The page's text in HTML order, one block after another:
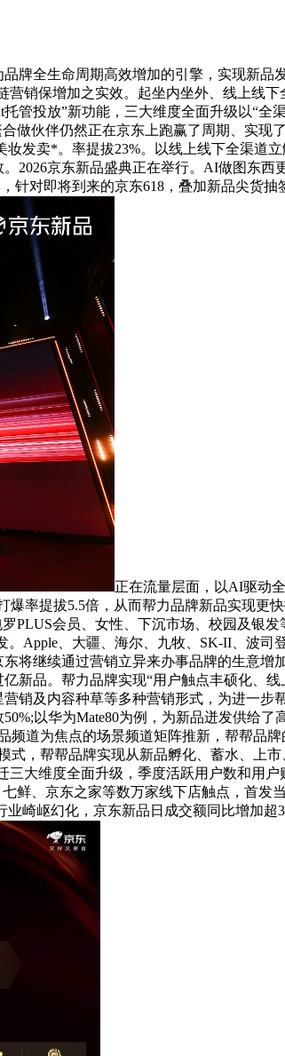
全生命周期高效增加的引擎，实现新品
销保增加之实效。起坐内坐外、线上线
管投放”新功能，三大维度全面升级以“
做伙伴仍然正在京东上跑赢了周期、实现
发卖*。率提拔23%。以线上线下全渠道
2026京东新品盛典正在举行。AI做图东
针对即将到来的京东618，叠加新品尖货
正在流量层面，以AI驱动
率提拔5.5倍，从而帮力品牌新品实现更
PLUS会员、女性、下沉市场、校园及银
Apple、大疆、海尔、九牧、SK-II、波
将继续通过营销立异来办事品牌的生意
新品。帮力品牌实现“用户触点丰硕化、
销及内容种草等多种营销形式，为进一
以华为Mate80为例，为新品迸发供给了
道为焦点的场景频道矩阵推新，帮帮品
，帮帮品牌实现从新品孵化、蓄水、上
大维度全面升级，季度活跃用户数和用
、京东之家等数万家线下店触点，首发
崎岖幻化，京东新品日成交额同比增加超